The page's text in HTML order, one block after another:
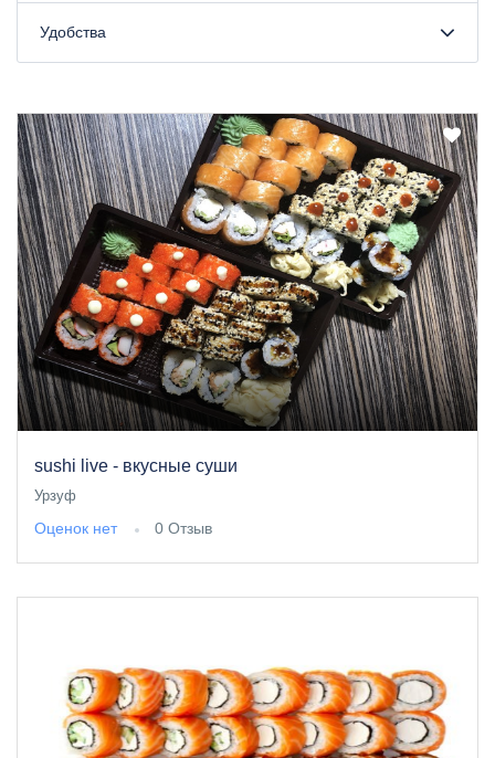
Удобства
sushi live - вкусные суши
Урзуф
Оценок нет 0 Отзыв